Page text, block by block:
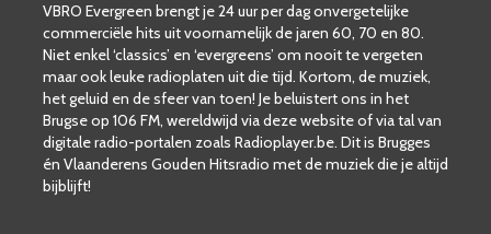
VBRO Evergreen brengt je 24 uur per dag onvergetelijke
commerciële hits uit voornamelijk de jaren 60, 70 en 80.
Niet enkel ‘classics’ en ‘evergreens’ om nooit te vergeten
maar ook leuke radioplaten uit die tijd. Kortom, de muziek,
het geluid en de sfeer van toen! Je beluistert ons in het
Brugse op 106 FM, wereldwijd via deze website of via tal van
digitale radio-portalen zoals Radioplayer.be. Dit is Brugges
én Vlaanderens Gouden Hitsradio met de muziek die je altijd
bijblijft!